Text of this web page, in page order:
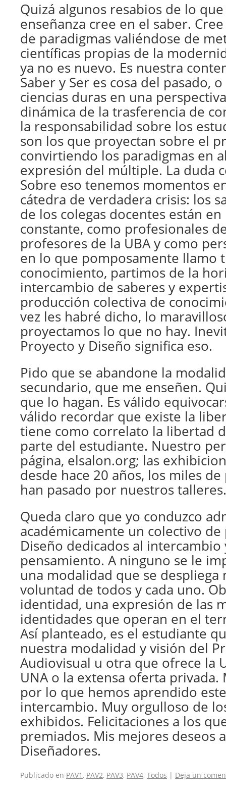
Quizá algunos resabios de lo
enseñanza cree en el saber.
de paradigmas valiéndose de
científicas propias de la
ya no es nuevo. Es nuestra
Saber y Ser es cosa del pasado,
ciencias duras en una
dinámica de la trasferencia de
la responsabilidad sobre los
son los que proyectan sobre el
convirtiendo los paradigmas en
expresión del múltiple. La duda
Sobre eso tenemos momentos
cátedra de verdadera crisis: los
de los colegas docentes están
constante, como profesionales
profesores de la UBA y como
en lo que pomposamente llamo
conocimiento, partimos de la
intercambio de saberes y
producción colectiva de
vez les habré dicho, lo
proyectamos lo que no hay.
Proyecto y Diseño significa eso.
Pido que se abandone la
secundario, que me enseñen.
que lo hagan. Es válido
válido recordar que existe la
tiene como correlato la libertad
parte del estudiante. Nuestro
página, elsalon.org; las
desde hace 20 años, los miles
han pasado por nuestros talleres.
Queda claro que yo conduzco
académicamente un colectivo
Diseño dedicados al
pensamiento. A ninguno se le
una modalidad que se despliega
voluntad de todos y cada uno.
identidad, una expresión de las
identidades que operan en el
Así planteado, es el estudiante
nuestra modalidad y visión del
Audiovisual u otra que ofrece la
UNA o la extensa oferta privada.
por lo que hemos aprendido
intercambio. Muy orgulloso de
exhibidos. Felicitaciones a los
premiados. Mis mejores deseos
Diseñadores.
Publicado en PAV1 , PAV2, PAV3, PAV4, Todos | Deja un